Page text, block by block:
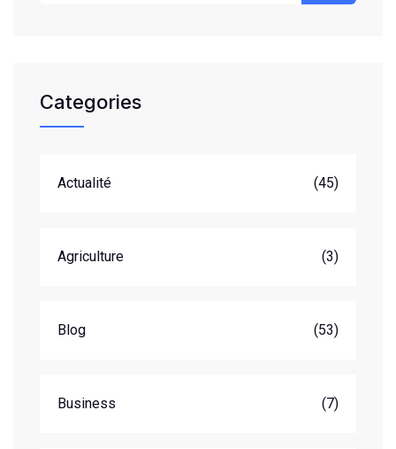
Categories
Actualité (45)
Agriculture (3)
Blog (53)
Business (7)